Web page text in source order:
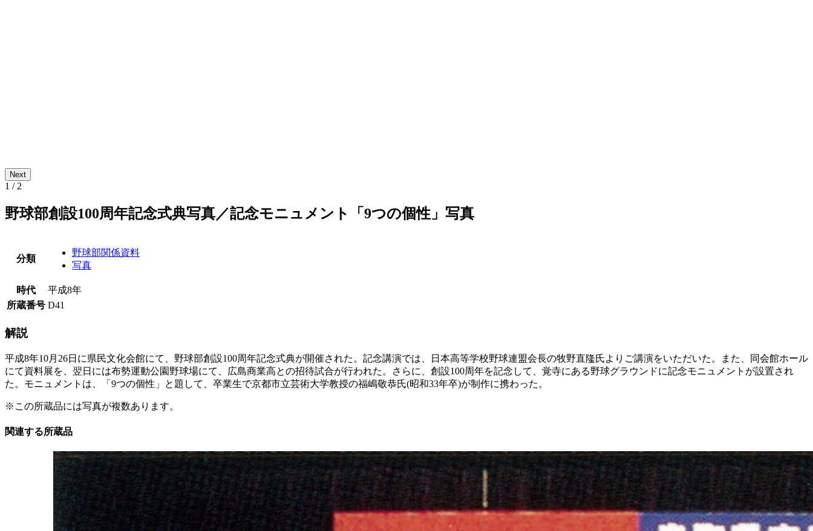
Next
1 / 2
野球部創設100周年記念式典写真／記念モニュメント「9つの個性」写真
分類
野球部関係資料
写真
時代
平成8年
所蔵番号 D41
解説
平成8年10月26日に県民文化会館にて、野球部創設100周年記念式典が開催された。記念講演では、日本高等学校野球連盟会長の牧野直隆氏よりご講演をいただいた。また、同会館ホール
にて資料展を、翌日には布勢運動公園野球場にて、広島商業高との招待試合が行われた。さらに、創設100周年を記念して、覚寺にある野球グラウンドに記念モニュメントが設置され
た。モニュメントは、「9つの個性」と題して、卒業生で京都市立芸術大学教授の福嶋敬恭氏(昭和33年卒)が制作に携わった。
※この所蔵品には写真が複数あります。
関連する所蔵品